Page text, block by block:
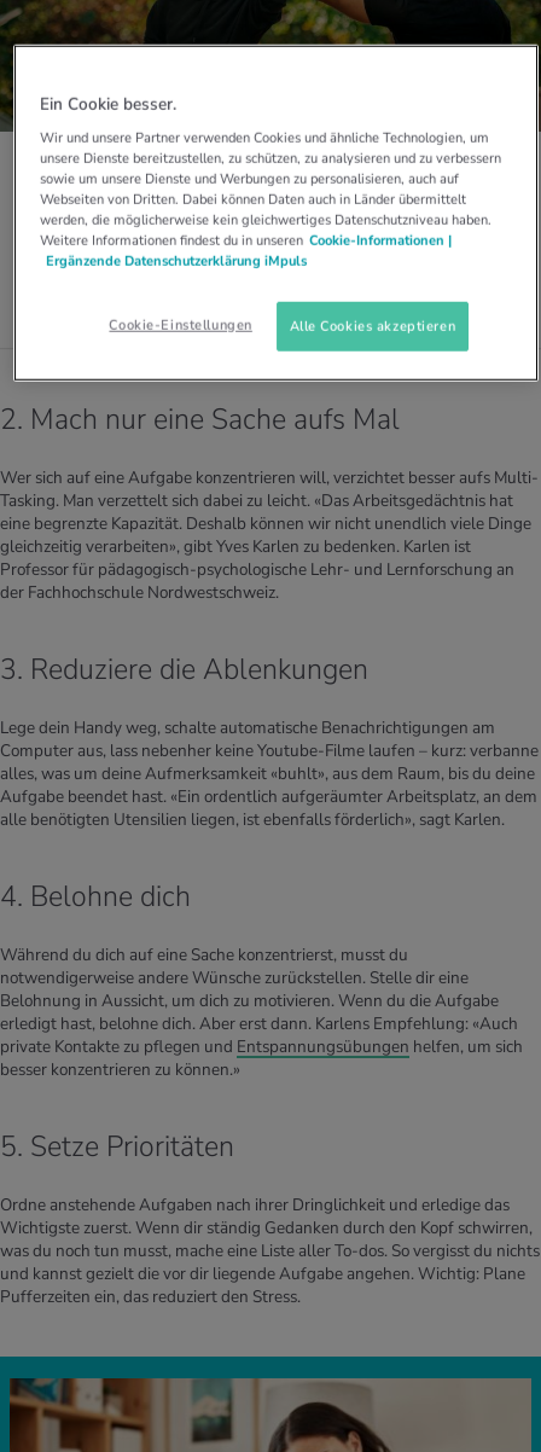
GEWOHNHEITSTIER
Wie eta­bliert man neue Rou­ti­nen?
Möchtest du alte Gewohnheiten ablegen oder durch neue ersetzen? Mit
diesen Tipps klappt's.
2. Mach nur eine Sache aufs Mal
Wer sich auf eine Aufgabe konzentrieren will, verzichtet besser aufs Multi-
Tasking. Man verzettelt sich dabei zu leicht. «Das Arbeitsgedächtnis hat
eine begrenzte Kapazität. Deshalb können wir nicht unendlich viele Dinge
gleichzeitig verarbeiten», gibt Yves Karlen zu bedenken. Karlen ist
Professor für pädagogisch-psychologische Lehr- und Lernforschung an
der Fachhochschule Nordwestschweiz.
3. Reduziere die Ablenkungen
Lege dein Handy weg, schalte automatische Benachrichtigungen am
Computer aus, lass nebenher keine Youtube-Filme laufen – kurz: verbanne
alles, was um deine Aufmerksamkeit «buhlt», aus dem Raum, bis du deine
Aufgabe beendet hast. «Ein ordentlich aufgeräumter Arbeitsplatz, an dem
alle benötigten Utensilien liegen, ist ebenfalls förderlich», sagt Karlen.
4. Belohne dich
Während du dich auf eine Sache konzentrierst, musst du
notwendigerweise andere Wünsche zurückstellen. Stelle dir eine
Belohnung in Aussicht, um dich zu motivieren. Wenn du die Aufgabe
erledigt hast, belohne dich. Aber erst dann. Karlens Empfehlung: «Auch
private Kontakte zu pflegen und Entspannungsübungen helfen, um sich
besser konzentrieren zu können.»
5. Setze Prioritäten
Ordne anstehende Aufgaben nach ihrer Dringlichkeit und erledige das
Wichtigste zuerst. Wenn dir ständig Gedanken durch den Kopf schwirren,
was du noch tun musst, mache eine Liste aller To-dos. So vergisst du nichts
und kannst gezielt die vor dir liegende Aufgabe angehen. Wichtig: Plane
Pufferzeiten ein, das reduziert den Stress.
Ein Cookie besser.
Wir und unsere Partner verwenden Cookies und ähnliche Technologien, um
unsere Dienste bereitzustellen, zu schützen, zu analysieren und zu verbessern
sowie um unsere Dienste und Werbungen zu personalisieren, auch auf
Webseiten von Dritten. Dabei können Daten auch in Länder übermittelt
werden, die möglicherweise kein gleichwertiges Datenschutzniveau haben.
Weitere Informationen findest du in unseren Cookie-Informationen |
Ergänzende Datenschutzerklärung iMpuls
Cookie-Einstellungen Alle Cookies akzeptieren